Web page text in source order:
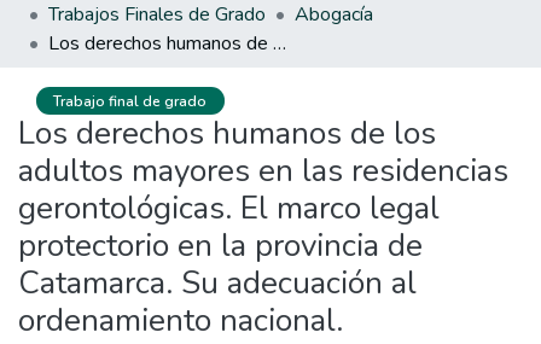
Trabajos Finales de Grado
Abogacía
Los derechos humanos de los adultos mayores en las residencias gerontológicas. El marco legal protectorio en la provincia de Catamarca. Su adecuación al ordenamiento nacional.
Trabajo final de grado
Los derechos humanos de los
adultos mayores en las residencias
gerontológicas. El marco legal
protectorio en la provincia de
Catamarca. Su adecuación al
ordenamiento nacional.